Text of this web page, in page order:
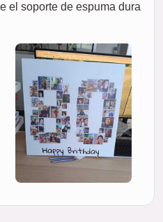
el soporte de espuma dura